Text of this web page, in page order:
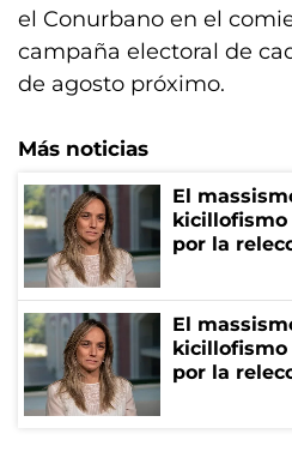
el Conurbano en el
campaña electoral de
de agosto próximo.
Más noticias
El
kicillofismo
por la
El
kicillofismo
por la